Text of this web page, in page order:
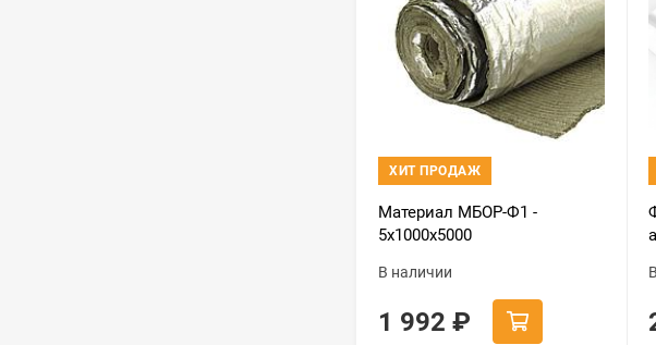
ХИТ ПРОДАЖ
Материал МБОР-Ф1 -
5х1000х5000
В наличии
1 992 ₽